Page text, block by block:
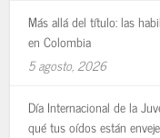
Más allá del título: las
en Colombia
5 agosto, 2026
Día Internacional de la
qué tus oídos están